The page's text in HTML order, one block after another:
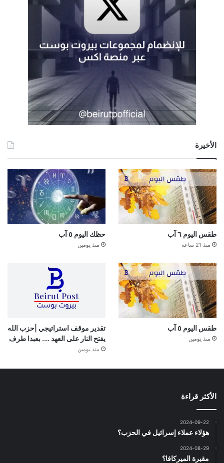
الأخيرة
طقس اليوم ٦ آب
منذ 21 ساعة
حظك اليوم ٥ آب
منذ يومين
طقس اليوم ٥ آب
منذ يومين
تقدير موقف استراتيجي |حزب الله
يفتح النار على العهد …. بعبدا طرف
منذ يومين
الأكثر قراءة
2024-09-22
هؤلاء عملاء إسرائيل في الحزب؟
2024-08-29
مقبرة الميركافا؟